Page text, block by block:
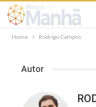
Home Rodrigo Campos
Autor